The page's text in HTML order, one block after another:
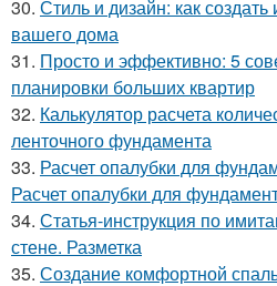
30. Стиль и дизайн: как
вашего дома
31. Просто и эффективно: 5
планировки больших квартир
32. Калькулятор расчета
ленточного фундамента
33. Расчет опалубки для
Расчет опалубки для
34. Статья-инструкция по
стене. Разметка
35. Создание комфортной